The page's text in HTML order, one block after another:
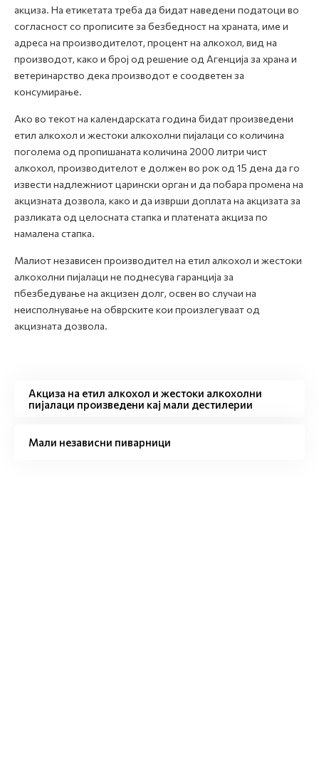
акциза. На етикетата треба да бидат наведени податоци во
согласност со прописите за безбедност на храната, име и
адреса на производителот, процент на алкохол, вид на
производот, како и број од решение од Агенција за храна и
ветеринарство дека производот е соодветен за
консумирање.
Ако во текот на календарската година бидат произведени
етил алкохол и жестоки алкохолни пијалаци со количина
поголема од пропишаната количина 2000 литри чист
алкохол, производителот е должен во рок од 15 дена да го
извести надлежниот царински орган и да побара промена на
акцизната дозвола, како и да изврши доплата на акцизата за
разликата од целосната стапка и платената акциза по
намалена стапка.
Малиот независен производител на етил алкохол и жестоки
алкохолни пијалаци не поднесува гаранција за
пбезбедување на акцизен долг, освен во случаи на
неисполнување на обврските кои произлегуваат од
акцизната дозвола.
Акциза на етил алкохол и жестоки алкохолни
пијалаци произведени кај мали дестилерии
Мали независни пиварници